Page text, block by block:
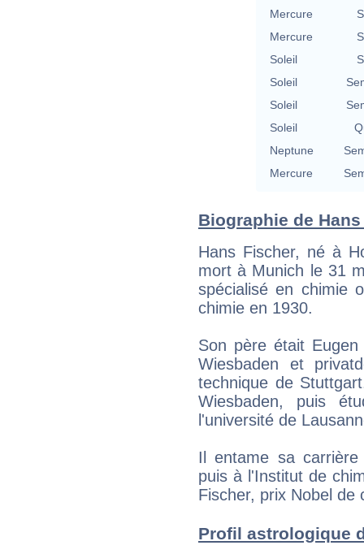
Mercure
Mercure
Soleil
Soleil
Soleil
Soleil
Neptune
Mercure
Biographie de
Hans Fischer, né à
mort à Munich le 31
spécialisé en chimie
chimie en 1930.
Son père était
Wiesbaden et
technique de
Wiesbaden, puis
l'université de
Il entame sa
puis à l'Institut de
Fischer, prix Nobel de
Profil astrologique